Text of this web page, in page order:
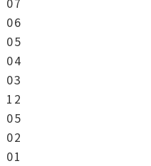
06
05
04
03
12
05
02
01